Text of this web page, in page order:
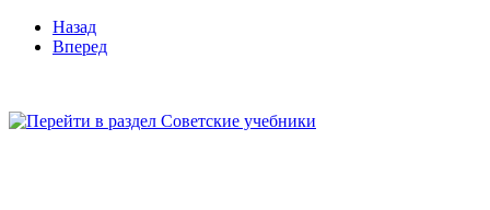
Назад
Вперед